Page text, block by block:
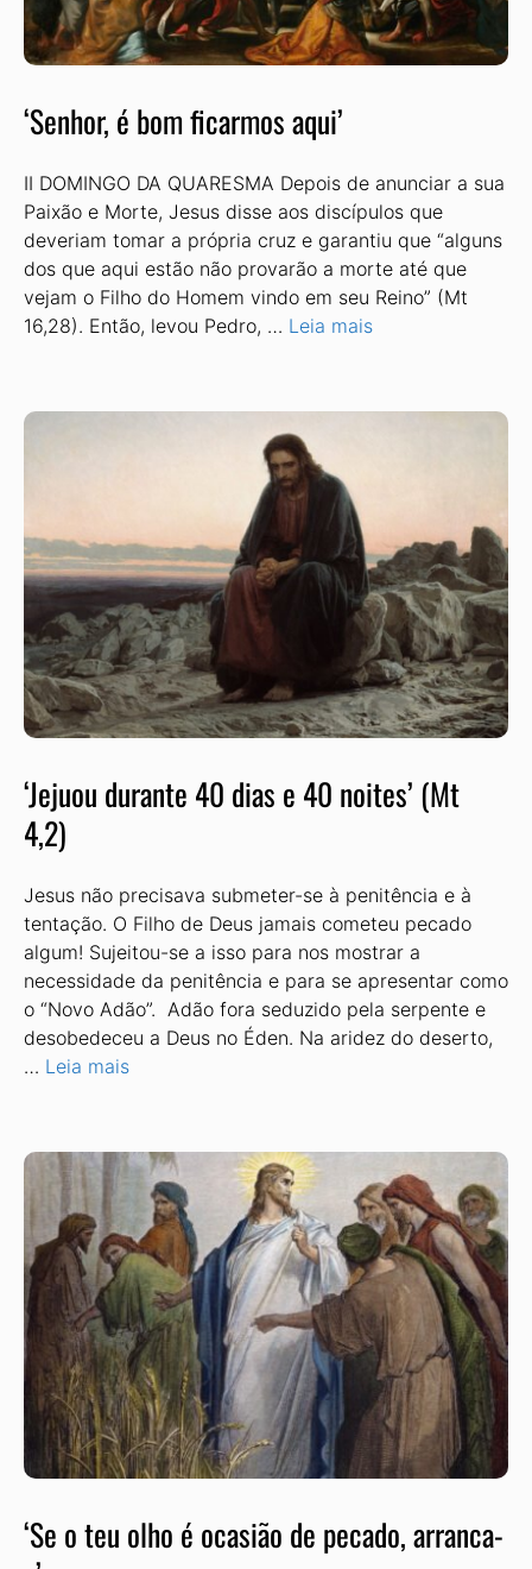
‘Senhor, é bom ficarmos aqui’
II DOMINGO DA QUARESMA Depois de anunciar a sua
Paixão e Morte, Jesus disse aos discípulos que
deveriam tomar a própria cruz e garantiu que “alguns
dos que aqui estão não provarão a morte até que
vejam o Filho do Homem vindo em seu Reino” (Mt
16,28). Então, levou Pedro, … Leia mais
‘Jejuou durante 40 dias e 40 noites’ (Mt
4,2)
Jesus não precisava submeter-se à penitência e à
tentação. O Filho de Deus jamais cometeu pecado
algum! Sujeitou-se a isso para nos mostrar a
necessidade da penitência e para se apresentar como
o “Novo Adão”. Adão fora seduzido pela serpente e
desobedeceu a Deus no Éden. Na aridez do deserto,
… Leia mais
‘Se o teu olho é ocasião de pecado, arranca-